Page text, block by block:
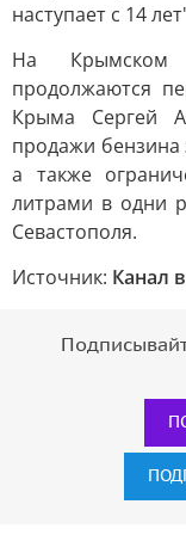
наступает с 14
На Крымском
продолжаются
Крыма Сергей
продажи бензина
а также
литрами в одни
Севастополя.
Источник: Канал